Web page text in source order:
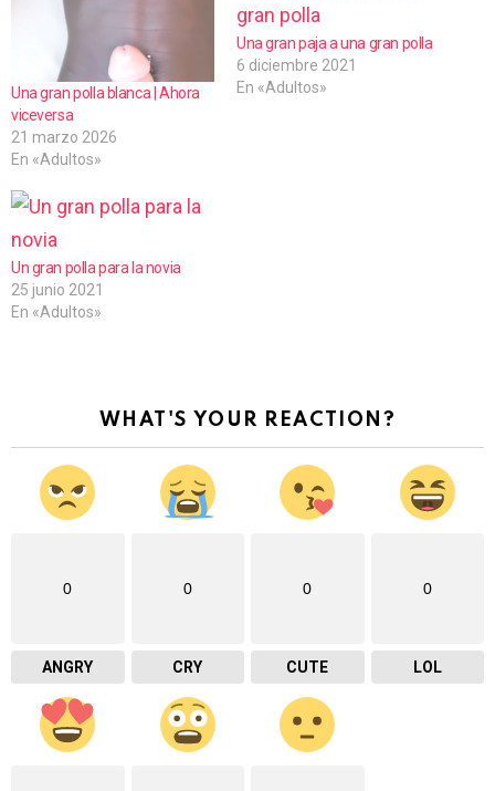
.
.
.
Una gran polla blanca | Ahora
viceversa
21 marzo 2026
En «Adultos»
Una gran paja a una gran polla
6 diciembre 2021
En «Adultos»
Un gran polla para la novia
25 junio 2021
En «Adultos»
WHAT'S YOUR REACTION?
0
ANGRY
0
CRY
0
CUTE
0
LOL